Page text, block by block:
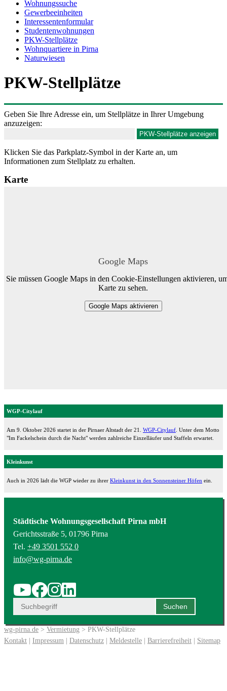
Wohnungssuche
Gewerbeeinheiten
Interessentenformular
Studentenwohnungen
PKW-Stellplätze
Wohnquartiere in Pirna
Naturwiesen
PKW-Stellplätze
Geben Sie Ihre Adresse ein, um Stellplätze in Ihrer Umgebung
anzuzeigen:
Klicken Sie das Parkplatz-Symbol in der Karte an, um
Informationen zum Stellplatz zu erhalten.
Karte
Google Maps
Sie müssen Google Maps in den Cookie-Einstellungen aktivieren,
Karte zu sehen.
Google Maps aktivieren
WGP-Citylauf
Am 9. Oktober 2026 startet in der Pirnaer Altstadt der 21. WGP-Citylauf . Unter dem Motto
"Im Fackelschein durch die Nacht" werden zahlreiche Einzelläufer und Staffeln erwartet.
Kleinkunst
Auch in 2026 lädt die WGP wieder zu ihrer Kleinkunst in den Sonnensteiner Höfen ein.
Städtische Wohnungsgesellschaft Pirna mbH
Gerichtsstraße 5, 01796 Pirna
Tel. +49 3501 552 0
info@wg-pirna.de
wg-pirna.de > Vermietung > PKW-Stellplätze
Kontakt | Impressum | Datenschutz | Meldestelle | Barrierefreiheit | Sitemap